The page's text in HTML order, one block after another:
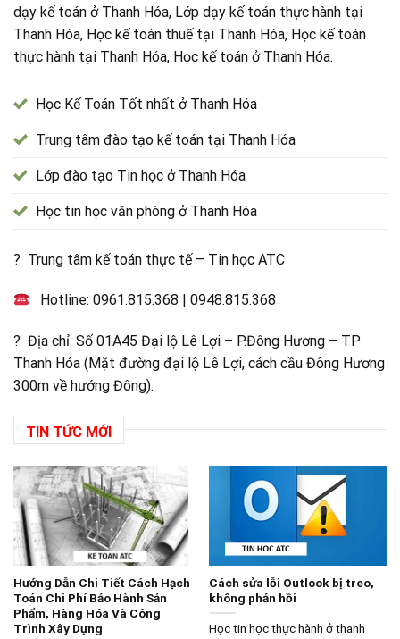
dạy kế toán ở Thanh Hóa, Lớp dạy kế toán thực hành tại
Thanh Hóa, Học kế toán thuế tại Thanh Hóa, Học kế toán
thực hành tại Thanh Hóa, Học kế toán ở Thanh Hóa.
Học Kế Toán Tốt nhất ở Thanh Hóa
Trung tâm đào tạo kế toán tại Thanh Hóa
Lớp đào tạo Tin học ở Thanh Hóa
Học tin học văn phòng ở Thanh Hóa
? Trung tâm kế toán thực tế – Tin học ATC
Hotline:0961.815.368 |0948.815.368
? Địa chỉ: Số 01A45 Đại lộ Lê Lợi – P.Đông Hương – TP
Thanh Hóa (Mặt đường đại lộ Lê Lợi, cách cầu Đông Hương
300m về hướng Đông).
TIN TỨC MỚI
Hướng Dẫn Chi Tiết Cách Hạch
Toán Chi Phí Bảo Hành Sản
Phẩm, Hàng Hóa Và Công
Trình Xây Dựng
Cách sửa lỗi Outlook bị treo,
không phản hồi
Học tin học thực hành ở thanh